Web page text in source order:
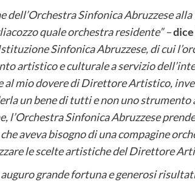
dell’Orchestra Sinfonica Abruzzese
quale orchestra residente” –
Sinfonica Abruzzese, di cui
artistico e culturale a servizio
al mio dovere di Direttore Artistico,
un bene di tutti e non uno strumento
l’Orchestra Sinfonica Abruzzese
aveva bisogno di una compagine
le scelte artistiche del Direttore
grande fortuna e generosi